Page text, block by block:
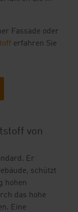
Fassade oder
erfahren Sie
von
Er
schützt
hohen
das hohe
Eine